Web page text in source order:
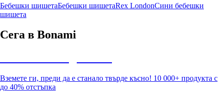
Бебешки шишетаБебешки шишетаRex LondonСини бебешки
шишета
Сега в Bonami
Вземете ги, преди да е станало твърде късно! 10 000+ продукта с
до 40% отстъпка